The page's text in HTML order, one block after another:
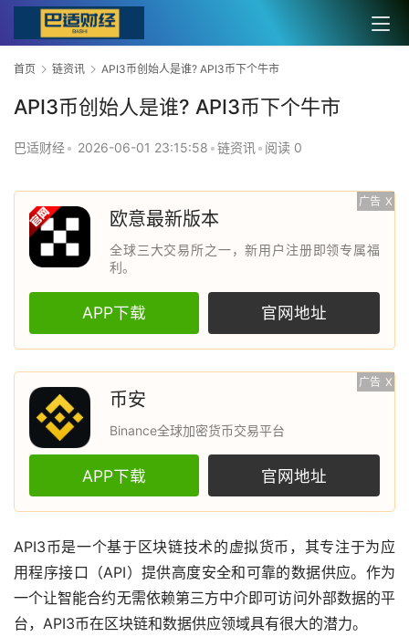
首页 链资讯 API3币创始人是谁? API3币下个牛市
API3币创始人是谁? API3币下个牛市
巴适财经• 2026-06-01 23:15:58 •链资讯 • 阅读 0
广告 X
欧意最新版本
全球三大交易所之一，新用户注册即领专属福
利。
APP下载 官网地址
广告 X
币安
Binance全球加密货币交易平台
APP下载 官网地址
API3币是一个基于区块链技术的虚拟货币 ，其专注于为应
用程序接口（API）提供高度安全和可靠的数据供应。作为
一个让智能合约无需依赖第三方中介即可访问外部数据的平
台，API3币在区块链和数据供应领域具有很大的潜力。